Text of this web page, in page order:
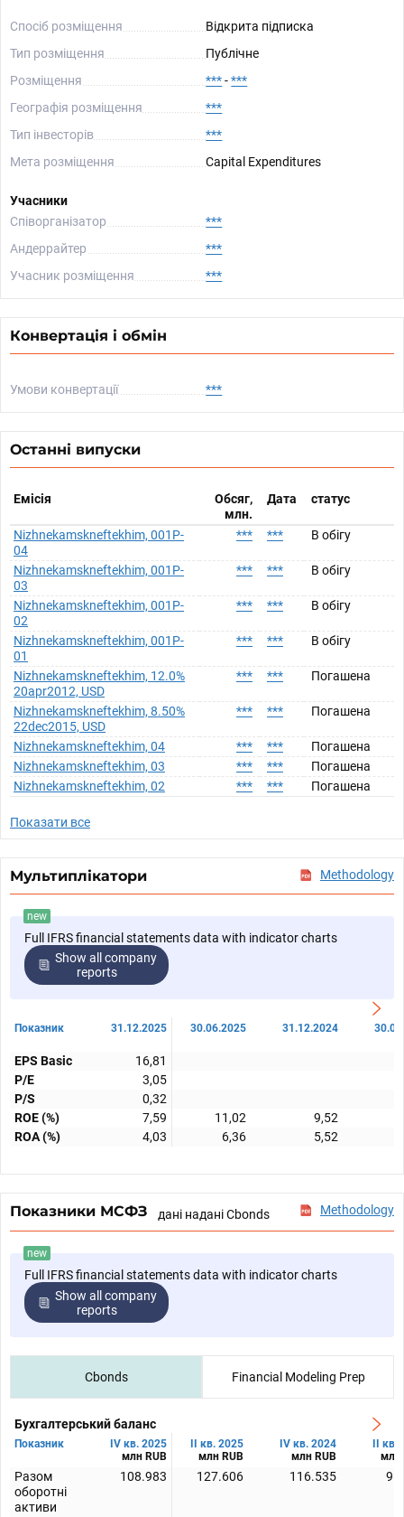
Спосіб розміщення
Відкрита підписка
Тип розміщення
Публічне
Розміщення
***-***
Географія розміщення
***
Тип інвесторів
***
Мета розміщення
Capital Expenditures
Учасники
Співорганізатор
***
Андеррайтер
***
Учасник розміщення
***
Конвертація і обмін
Умови конвертації ***
Останні випуски
Емісія
Обсяг,
млн.
Дата статус
Nizhnekamskneftekhim, 001P-
04
*** *** В обігу
Nizhnekamskneftekhim, 001P-
03
*** *** В обігу
Nizhnekamskneftekhim, 001P-
02
*** *** В обігу
Nizhnekamskneftekhim, 001P-
01
*** *** В обігу
Nizhnekamskneftekhim, 12.0%
20apr2012, USD
*** *** Погашена
Nizhnekamskneftekhim, 8.50%
22dec2015, USD
*** *** Погашена
Nizhnekamskneftekhim, 04 *** ***
Погашена
Nizhnekamskneftekhim, 03
*** ***
Погашена
Nizhnekamskneftekhim, 02
*** *** Погашена
Показати все
Мультиплікатори Methodology
new
Full IFRS financial statements data with indicator charts
Show all company
reports
Показник 31.12.2025 30.06.2025 31.12.2024
EPS Basic
16,81
P/E
3,05
P/S
0,32
ROE (%)
7,59 11,02 9,52
ROA (%)
4,03 6,36 5,52
Показники МСФЗ дані надані Cbonds Methodology
new
Full IFRS financial statements data with indicator charts
Show all company
reports
Cbonds Financial Modeling Prep
Бухгалтерський баланс
Показник
IV кв. 2025
млн RUB
II кв. 2025
млн RUB
IV кв. 2024
млн RUB
II кв.
млн
Разом
оборотні
активи
108.983 127.606 116.535